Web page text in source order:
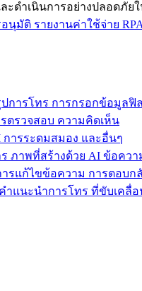
ะดำเนินการอย่างปลอดภั
มัติ รายงานค่าใช้จ่าย
ปการโทร การกรอกข้อมูล
ตรวจสอบ ความคิดเห็น
การระดมสมอง และอื่นๆ
ภาพที่สร้างด้วย AI ข้อคว
ารแก้ไขข้อความ การตอบ
ำแนะนำการโทร ที่ขับเคลื่